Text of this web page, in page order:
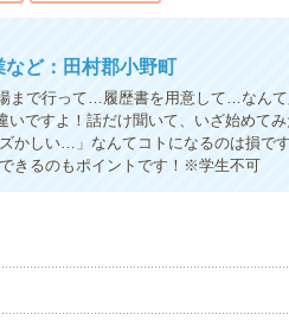
ど：田村郡小野町
まで行って…履歴書を用意して…なん
いですよ！話だけ聞いて、いざ始めて
かしい…」なんてコトになるのは損で
きるのもポイントです！※学生不可